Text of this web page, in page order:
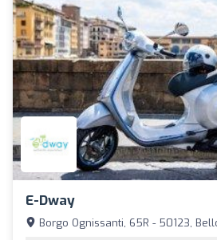
E-Dway
Borgo Ognissanti, 65R - 50123,